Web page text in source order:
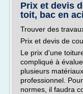
Prix et devis
toit, bac en
Trouver des
Prix et devis de
Le prix d'une
compliqué à
plusieurs
professionnel.
normes, il faudra